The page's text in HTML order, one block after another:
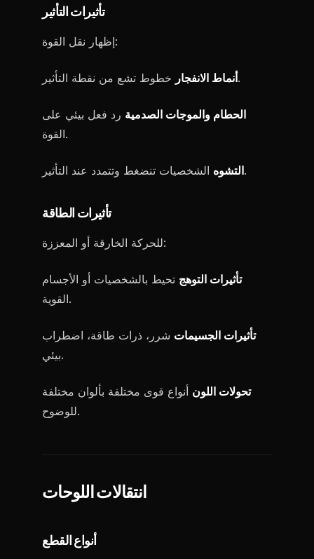
تأثيرات التأثير
إظهار نقل القوة:
أنماط الانفجارخطوط تشع من نقطة التأثير.
الحطام والموجات الصدمية رد فعل بيئي على
القوة.
التشوهالشخصيات تنضغط وتتمدد عند التأثير.
تأثيرات الطاقة
للحركة الخارقة أو المعززة:
تأثيرات التوهج تحيط بالشخصيات أو الأجسام
القوية.
تأثيرات الجسيمات شرر، ذرات طاقة، اضطراب
بيئي.
تحولات اللون أنواع قوى مختلفة بألوان مختلفة
للوضوح.
انتقالات اللوحات
أنواع القطع